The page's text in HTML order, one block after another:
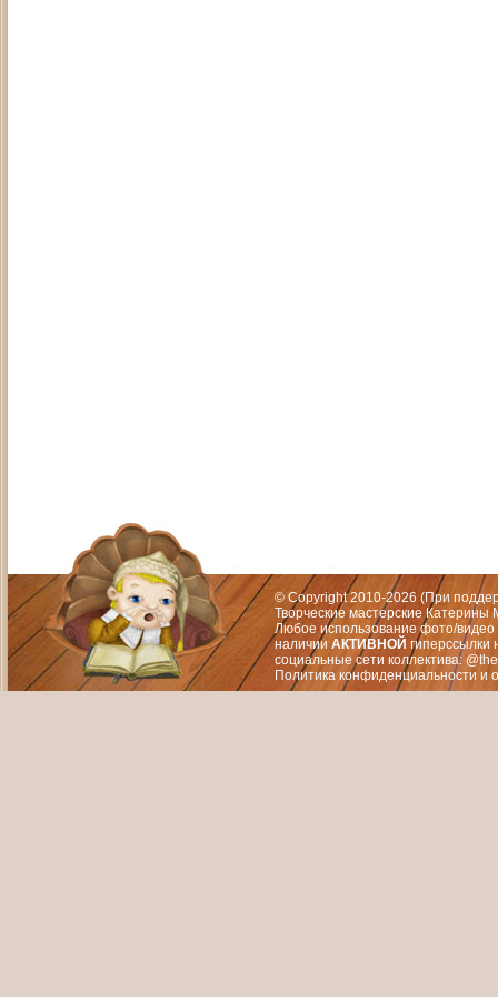
© Copyright 2010-2026 (При
Творческие мастерские
Любое использование фото/видео
наличии АКТИВНОЙ гиперссылки
социальные сети коллектива:
Политика конфиденциальности и